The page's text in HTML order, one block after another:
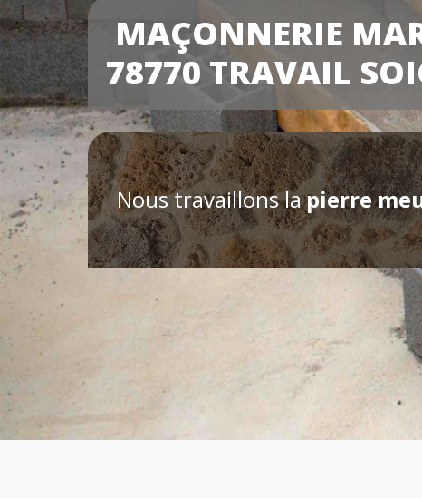
MAÇONNERIE
78770 TRAVAIL
Nous travaillons lapierre